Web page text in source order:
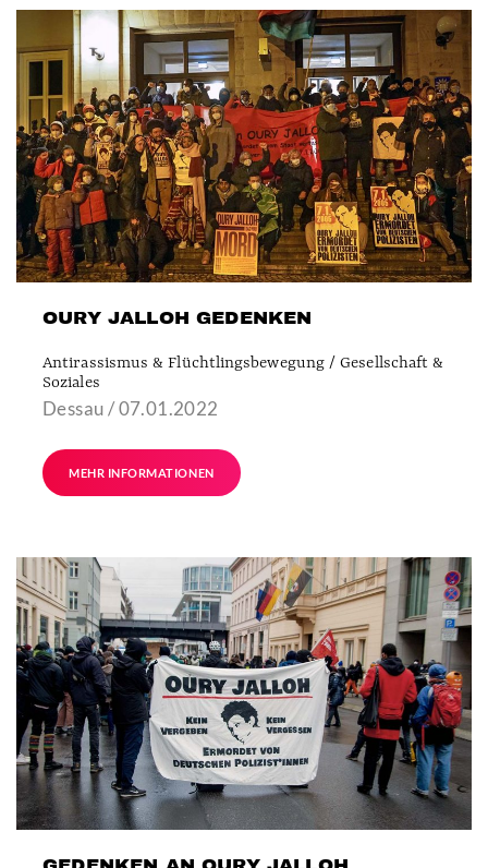
OURY JALLOH GEDENKEN
Antirassismus & Flüchtlingsbewegung / Gesellschaft &
Soziales
Dessau / 07.01.2022
MEHR INFORMATIONEN